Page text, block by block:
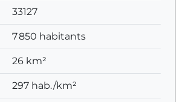
33127
7 850 habitants
26 km²
297 hab./km²